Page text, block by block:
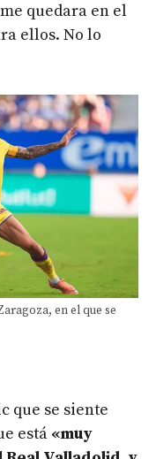
quedara en el
ellos. No lo
en el que se
que se siente
está «muy